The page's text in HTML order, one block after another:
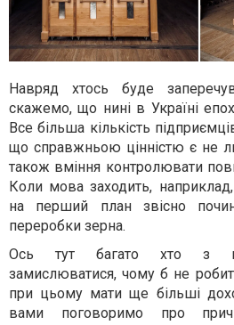
Навряд хтось буде
скажемо, що нині в Україні
Все більша кількість
що справжньою цінністю є не
також вміння контролювати
Коли мова заходить,
на перший план звісно
переробки зерна.
Ось тут багато хто з
замислюватися, чому б не
при цьому мати ще більші
вами поговоримо про